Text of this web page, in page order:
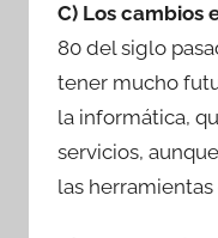
C) Los cambios
80 del siglo
tener mucho
la informática,
servicios,
las